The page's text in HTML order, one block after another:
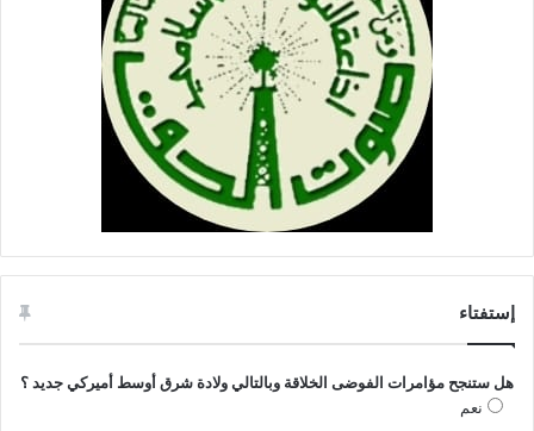
إستفتاء
هل ستنجح مؤامرات الفوضى الخلاقة وبالتالي ولادة شرق أوسط أميركي جديد ؟
نعم